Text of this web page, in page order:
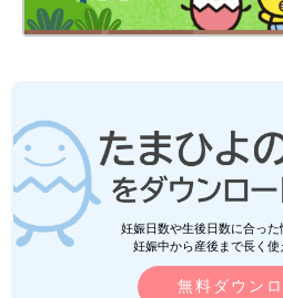
妊娠日数や生後日数に合っ
妊娠中から産後まで長く使
無料ダウン